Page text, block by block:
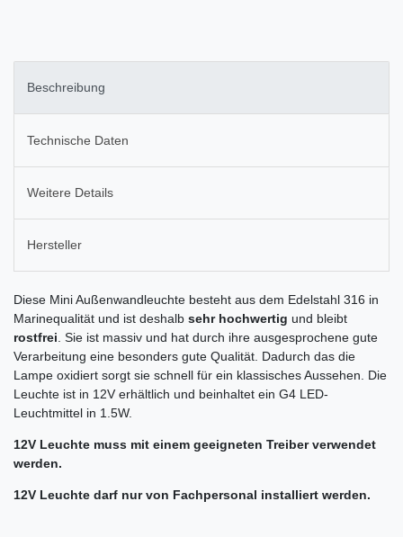
Beschreibung
Technische Daten
Weitere Details
Hersteller
Diese Mini Außenwandleuchte besteht aus dem Edelstahl 316 in
Marinequalität und ist deshalb sehr hochwertig und bleibt
rostfrei. Sie ist massiv und hat durch ihre ausgesprochene gute
Verarbeitung eine besonders gute Qualität. Dadurch das die
Lampe oxidiert sorgt sie schnell für ein klassisches Aussehen. Die
Leuchte ist in 12V erhältlich und beinhaltet ein G4 LED-
Leuchtmittel in 1.5W.
12V Leuchte muss mit einem geeigneten Treiber verwendet
werden.
12V Leuchte darf nur von Fachpersonal installiert werden.